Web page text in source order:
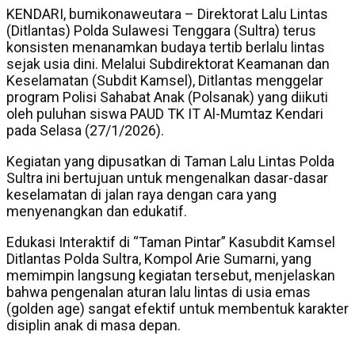
KENDARI, bumikonaweutara – Direktorat Lalu Lintas
(Ditlantas) Polda Sulawesi Tenggara (Sultra) terus
konsisten menanamkan budaya tertib berlalu lintas
sejak usia dini. Melalui Subdirektorat Keamanan dan
Keselamatan (Subdit Kamsel), Ditlantas menggelar
program Polisi Sahabat Anak (Polsanak) yang diikuti
oleh puluhan siswa PAUD TK IT Al-Mumtaz Kendari
pada Selasa (27/1/2026).
​Kegiatan yang dipusatkan di Taman Lalu Lintas Polda
Sultra ini bertujuan untuk mengenalkan dasar-dasar
keselamatan di jalan raya dengan cara yang
menyenangkan dan edukatif.
​Edukasi Interaktif di “Taman Pintar” Kasubdit Kamsel
Ditlantas Polda Sultra, Kompol Arie Sumarni, yang
memimpin langsung kegiatan tersebut, menjelaskan
bahwa pengenalan aturan lalu lintas di usia emas
(golden age) sangat efektif untuk membentuk karakter
disiplin anak di masa depan.